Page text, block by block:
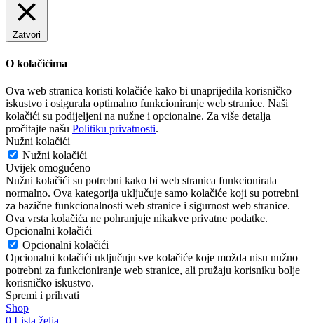
Zatvori
O kolačićima
Ova web stranica koristi kolačiće kako bi unaprijedila korisničko
iskustvo i osigurala optimalno funkcioniranje web stranice. Naši
kolačići su podijeljeni na nužne i opcionalne. Za više detalja
pročitajte našu Politiku privatnosti.
Nužni kolačići
Nužni kolačići
Uvijek omogućeno
Nužni kolačići su potrebni kako bi web stranica funkcionirala
normalno. Ova kategorija uključuje samo kolačiće koji su potrebni
za bazične funkcionalnosti web stranice i sigurnost web stranice.
Ova vrsta kolačića ne pohranjuje nikakve privatne podatke.
Opcionalni kolačići
Opcionalni kolačići
Opcionalni kolačići uključuju sve kolačiće koje možda nisu nužno
potrebni za funkcioniranje web stranice, ali pružaju korisniku bolje
korisničko iskustvo.
Spremi i prihvati
Shop
0 Lista želja